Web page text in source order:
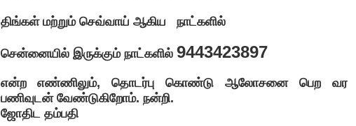
திங்கள் மற்றும் செவ்வாய் ஆகிய நாட்களில்
சென்னையில் இருக்கும் நாட்களில் 9443423897
என்ற எண்ணிலும், தொடர்பு கொண்டு ஆலோசனை பெற வர
பணிவுடன் வேண்டுகிறோம். நன்றி.
ஜோதிட தம்பதி